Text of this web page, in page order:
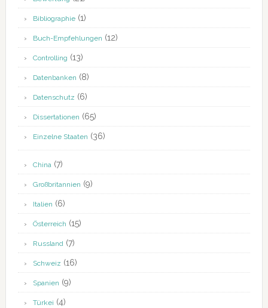
Bibliographie(1)
Buch-Empfehlungen (12)
Controlling (13)
Datenbanken (8)
Datenschutz (6)
Dissertationen (65)
Einzelne Staaten (36)
China(7)
Großbritannien (9)
Italien (6)
Österreich (15)
Russland(7)
Schweiz (16)
Spanien (9)
Türkei (4)